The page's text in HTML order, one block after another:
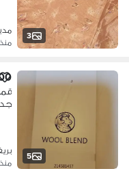
3
منذ 1 أسبوع
5
منذ 1 أسبوع